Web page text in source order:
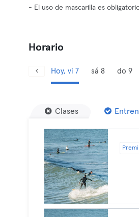
- El uso de mascarilla es
Horario
Hoy, vi 7 sá 8 do 9
Clases